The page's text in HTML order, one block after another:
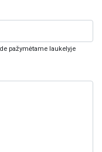
pažymėtame laukelyje